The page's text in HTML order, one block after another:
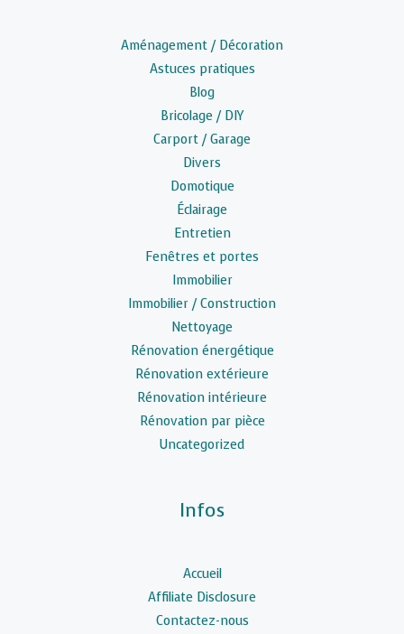
Aménagement / Décoration
Astuces pratiques
Blog
Bricolage / DIY
Carport / Garage
Divers
Domotique
Éclairage
Entretien
Fenêtres et portes
Immobilier
Immobilier / Construction
Nettoyage
Rénovation énergétique
Rénovation extérieure
Rénovation intérieure
Rénovation par pièce
Uncategorized
Infos
Accueil
Affiliate Disclosure
Contactez-nous